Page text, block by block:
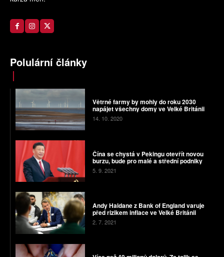
Polulární články
Větrné farmy by mohly do roku 2030
napájet všechny domy ve Velké Británii
14. 10. 2020
Čína se chystá v Pekingu otevřít novou
burzu, bude pro malé a střední podniky
5. 9. 2021
Andy Haldane z Bank of England varuje
před rizikem inflace ve Velké Británii
2. 7. 2021